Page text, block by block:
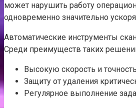
может нарушить работу
одновременно значительно
Автоматические инструменты
Среди преимуществ таких
Высокую скорость и
Защиту от удаления
Регулярное выполнение